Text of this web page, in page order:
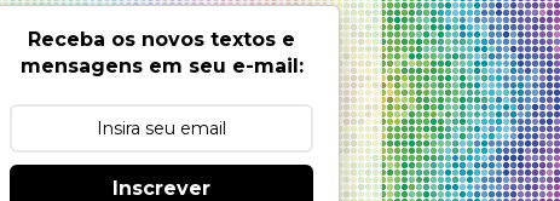
Receba os novos textos e
mensagens em seu e-mail:
Inscrever